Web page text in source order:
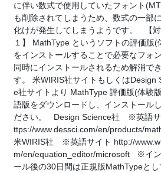
に伴い数式で使用していたフォント
も削除されてしまうため、数式の一部
化けが発生してしまうようです。 【
１】 MathType というソフトの評価版(
をインストールすることで必要なフォ
同時にインストールされるため解消で
す。 米WIRIS社サイトもしくはDesign
e社サイトより MathType 評価版(体験
語版をダウンロードし、インストール
ださい。 Design Science社 ※英語サ
ttps://www.dessci.com/en/products/
米WIRIS社 ※英語サイト http://
m/en/equation_editor/microsoft ※イン
ール後の30日間は正規版MathTypeとし